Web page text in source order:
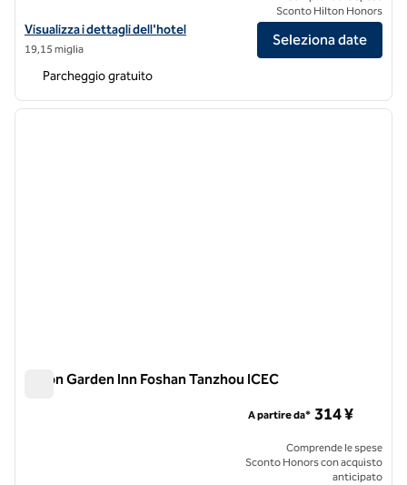
Visualizza i dettagli dell'hotel Hilton Garden Inn Zhongshan South
Visualizza i dettagli dell'hotel
19,15 miglia
Sconto Hilton Honors
Seleziona date
Parcheggio gratuito
1 di 12
Hilton Garden Inn Foshan Tanzhou ICEC
A partire da* 314 ¥
Comprende le spese
Sconto Honors con acquisto
anticipato